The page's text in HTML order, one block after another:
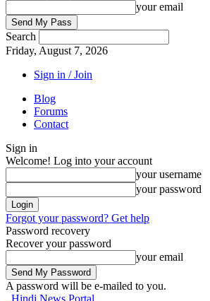
your email
Search
Friday, August 7, 2026
Sign in / Join
Blog
Forums
Contact
Sign in
Welcome! Log into your account
your username
your password
Forgot your password? Get help
Password recovery
Recover your password
your email
A password will be e-mailed to you.
Hindi News Portal